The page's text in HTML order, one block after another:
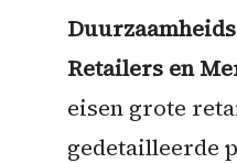
Retailers en
eisen grote
gedetailleerde